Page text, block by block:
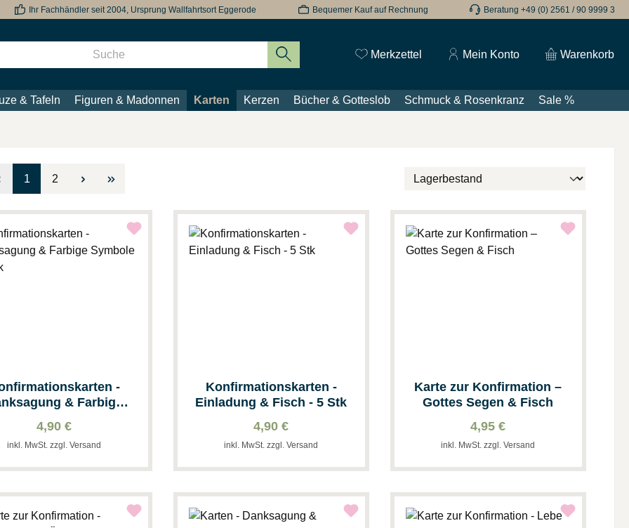
Ihr Fachhändler seit 2004, Ursprung Wallfahrtsort Eggerode Bequemer Kauf auf Rechnung Beratung +49 (0) 2561 / 90 9999 3
Merkzettel Du hast 0 Produkte auf dem Merkzettel
Mein Konto Warenkorb
& Tafeln Figuren & Madonnen Karten Kerzen Bücher & Gotteslob Schmuck & Rosenkranz Sale %
Seite
1 Seite
2
-
& Farbige
4,90 €
inkl. MwSt. zzgl. Versand
Konfirmationskarten -
Einladung & Fisch - 5 Stk
4,90 €
inkl. MwSt. zzgl. Versand
Karte zur Konfirmation –
Gottes Segen & Fisch
4,95 €
inkl. MwSt. zzgl. Versand